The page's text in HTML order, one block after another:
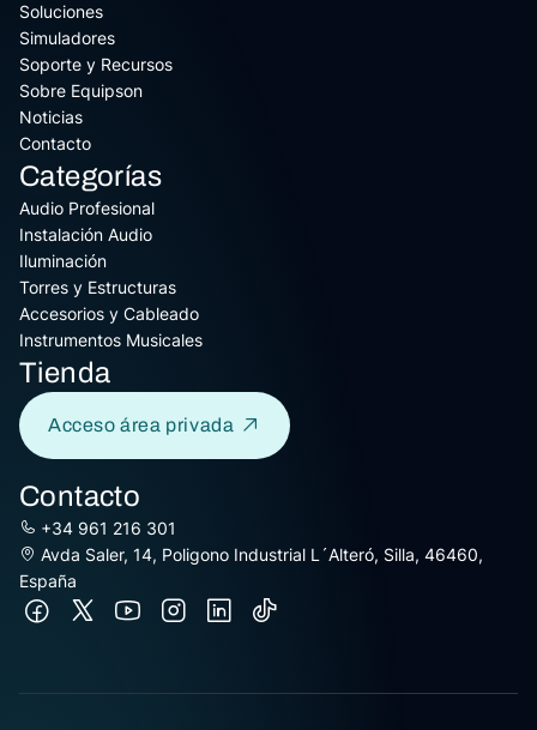
Soluciones
Simuladores
Soporte y Recursos
Sobre Equipson
Noticias
Contacto
Categorías
Audio Profesional
Instalación Audio
Iluminación
Torres y Estructuras
Accesorios y Cableado
Instrumentos Musicales
Tienda
Acceso área privada
Contacto
+34 961 216 301
Avda Saler, 14, Poligono Industrial L´Alteró, Silla, 46460,
España